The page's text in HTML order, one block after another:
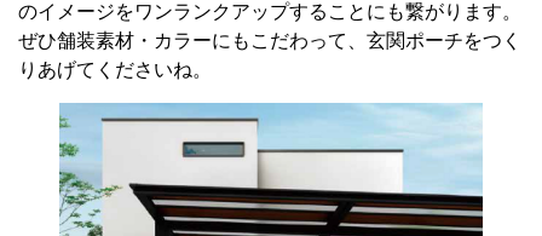
のイメージをワンランクアップすることにも繋がります。
ぜひ舗装素材・カラーにもこだわって、玄関ポーチをつく
りあげてくださいね。